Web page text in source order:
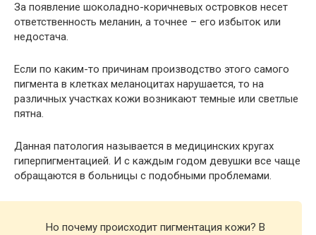
За появление шоколадно-коричневых островков несет
ответственность меланин, а точнее – его избыток или
недостача.
Если по каким-то причинам производство этого самого
пигмента в клетках меланоцитах нарушается, то на
различных участках кожи возникают темные или светлые
пятна.
Данная патология называется в медицинских кругах
гиперпигментацией. И с каждым годом девушки все чаще
обращаются в больницы с подобными проблемами.
Но почему происходит пигментация кожи? В